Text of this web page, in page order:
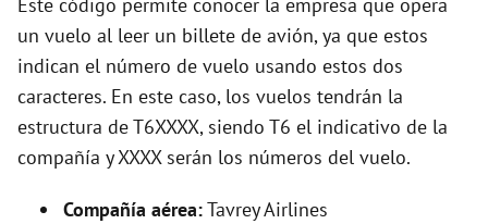
o
Este código permite conocer la empresa que opera
un vuelo al leer un billete de avión, ya que estos
indican el número de vuelo usando estos dos
caracteres. En este caso, los vuelos tendrán la
estructura de T6XXXX, siendo T6 el indicativo de la
compañía y XXXX serán los números del vuelo.
Compañía aérea:Tavrey Airlines